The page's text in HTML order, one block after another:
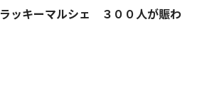
ッキーマルシェ ３００人が賑わ